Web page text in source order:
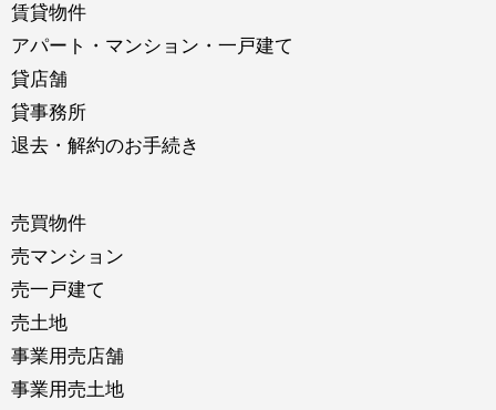
賃貸物件
アパート・マンション・一戸建て
貸店舗
貸事務所
退去・解約のお手続き
売買物件
売マンション
売一戸建て
売土地
事業用売店舗
事業用売土地